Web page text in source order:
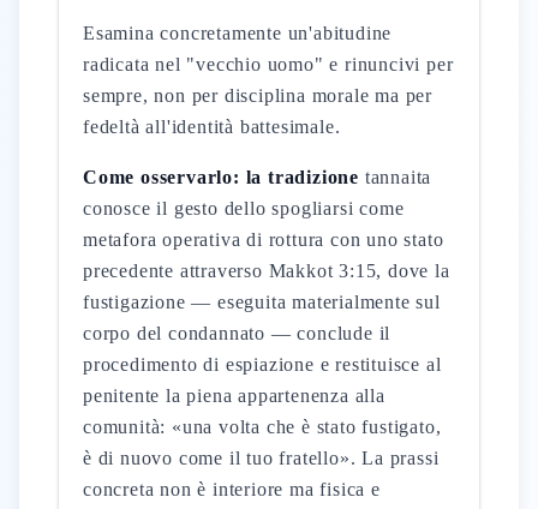
Esamina concretamente un'abitudine
radicata nel "vecchio uomo" e rinuncivi per
sempre, non per disciplina morale ma per
fedeltà all'identità battesimale.
Come osservarlo: la tradizione tannaita
conosce il gesto dello spogliarsi come
metafora operativa di rottura con uno stato
precedente attraverso Makkot 3:15, dove la
fustigazione — eseguita materialmente sul
corpo del condannato — conclude il
procedimento di espiazione e restituisce al
penitente la piena appartenenza alla
comunità: «una volta che è stato fustigato,
è di nuovo come il tuo fratello». La prassi
concreta non è interiore ma fisica e